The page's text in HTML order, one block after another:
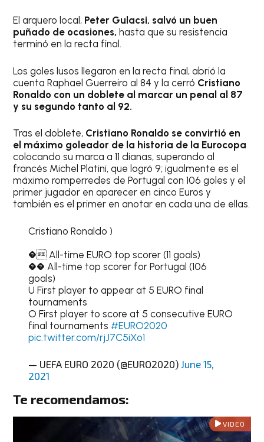
El arquero local, Peter Gulacsi, salvó un buen
puñado de ocasiones, hasta que su resistencia
terminó en la recta final.
Los goles lusos llegaron en la recta final, abrió la
cuenta Raphael Guerreiro al 84 y la cerró Cristiano
Ronaldo con un doblete al marcar un penal al 87
y su segundo tanto al 92.
Tras el doblete, Cristiano Ronaldo se convirtió en
el máximo goleador de la historia de la Eurocopa
colocando su marca a 11 dianas, superando al
francés Michel Platini, que logró 9; igualmente es el
máximo romperredes de Portugal con 106 goles y el
primer jugador en aparecer en cinco Euros y
también es el primer en anotar en cada una de ellas.
Cristiano Ronaldo )
� All-time EURO top scorer (11 goals)
�� All-time top scorer for Portugal (106
goals)
U First player to appear at 5 EURO final
tournaments
O First player to score at 5 consecutive EURO
final tournaments #EURO2020
pic.twitter.com/rjJ7C5iXo1
— UEFA EURO 2020 (@EURO2020) June 15,
2021
Te recomendamos:
VIDEO